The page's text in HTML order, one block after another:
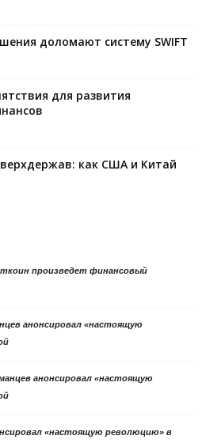
доломают систему SWIFT
для развития
как США и Китай
произведет финансовый
анонсировал «настоящую
анонсировал «настоящую
«настоящую революцию» в